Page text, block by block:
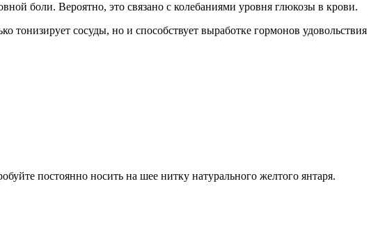
боли. Вероятно, это связано с колебаниями уровня глюкозы в крови.
сосуды, но и способствует выработке гормонов удовольствия
постоянно носить на шее нитку натурального желтого янтаря.